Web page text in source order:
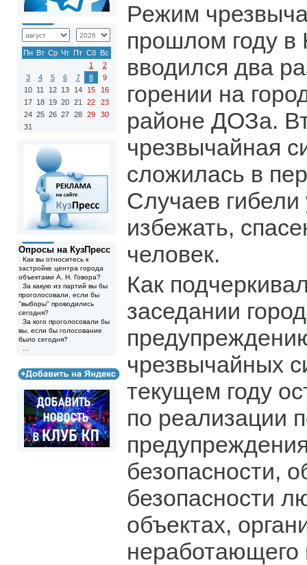
Пн Вт Ср Чт Пт Сб Вс
1
2
3
4 5 6 7 8
9
10 11 12 13 14 15
16
17 18 19 20 21 22
23
24 25 26 27 28 29
30
31
Опросы на КузПресс
Как вы относитесь к
застройке центра города
объектами А. Н. Говора?
За какую из партий вы бы
проголосовали, если бы
"выборы" проводились
сегодня?
За кого проголосовали бы
вы, если бы голосование
было сегодня?
Режим
прошлом году в
вводился два
горении на
районе ДОЗа.
чрезвычайная
сложилась в
Случаев гибели
избежать,
человек.
Как
заседании
чрезвычайных
текущем году
по реализации
безопасности,
безопасности
объектах,
неработающего